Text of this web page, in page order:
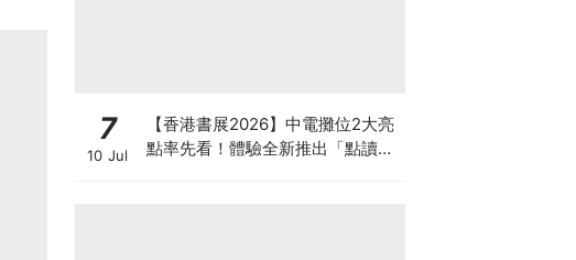
7
10 Jul
【香港書展2026】中電攤位2大亮
點率先看！體驗全新推出「點讀故